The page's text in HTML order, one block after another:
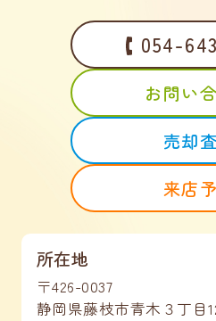
054-
お問い
売却
来店
所在地
〒426-0037
静岡県藤枝市青木３丁目